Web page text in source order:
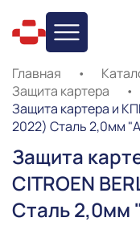
Главная •
Защита картера
•
Защита картера и
2022) Сталь 2,0мм
Защита
CITROEN
Сталь 2,0мм